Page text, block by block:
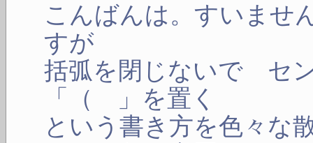
こんばんは。すいませ
すが
括弧を閉じないで
「（ 」を置く
という書き方を色々な